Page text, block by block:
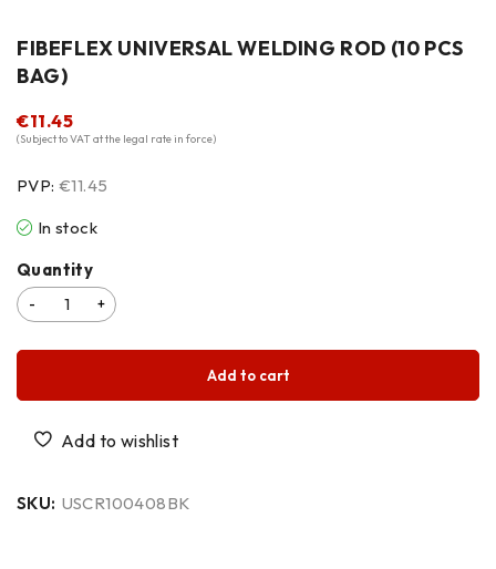
FIBEFLEX UNIVERSAL WELDING ROD (10 PCS
BAG)
€11.45
(Subject to VAT at the legal rate in force)
PVP: €11.45
In stock
Quantity
Add to cart
SKU: USCR100408BK